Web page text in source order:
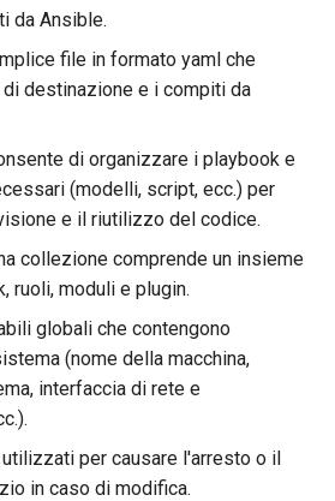
da Ansible.
file in formato yaml che
destinazione e i compiti da
di organizzare i playbook e
(modelli, script, ecc.) per
e il riutilizzo del codice.
collezione comprende un insieme
ruoli, moduli e plugin.
globali che contengono
(nome della macchina,
interfaccia di rete e
per causare l'arresto o il
in caso di modifica.